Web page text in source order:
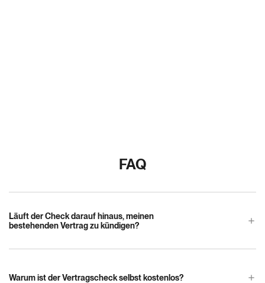
FAQ
Läuft der Check darauf hinaus, meinen
bestehenden Vertrag zu kündigen?
add
die Kosten für die Neueinrichtung einer alternativen Altersvorsorge,
Warum ist der Vertragscheck selbst kostenlos? add